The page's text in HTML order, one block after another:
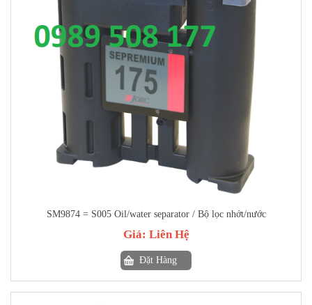
SM9874 = S005 Oil/water separator / Bộ lọc nhớt/nước
Giá: Liên Hệ
Đặt Hàng